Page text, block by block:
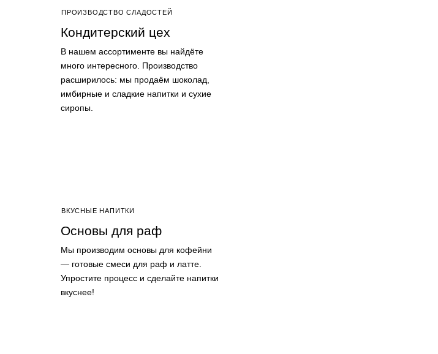
ПРОИЗВОДСТВО СЛАДОСТЕЙ
Кондитерский цех
В нашем ассортименте вы найдёте
много интересного. Производство
расширилось: мы продаём шоколад,
имбирные и сладкие напитки и сухие
сиропы.
ВКУСНЫЕ НАПИТКИ
Основы для раф
Мы производим основы для кофейни
— готовые смеси для раф и латте.
Упростите процесс и сделайте напитки
вкуснее!